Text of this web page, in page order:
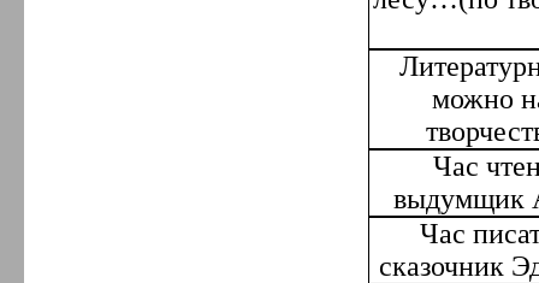
можно
Час
выдумщик
Час
сказочник